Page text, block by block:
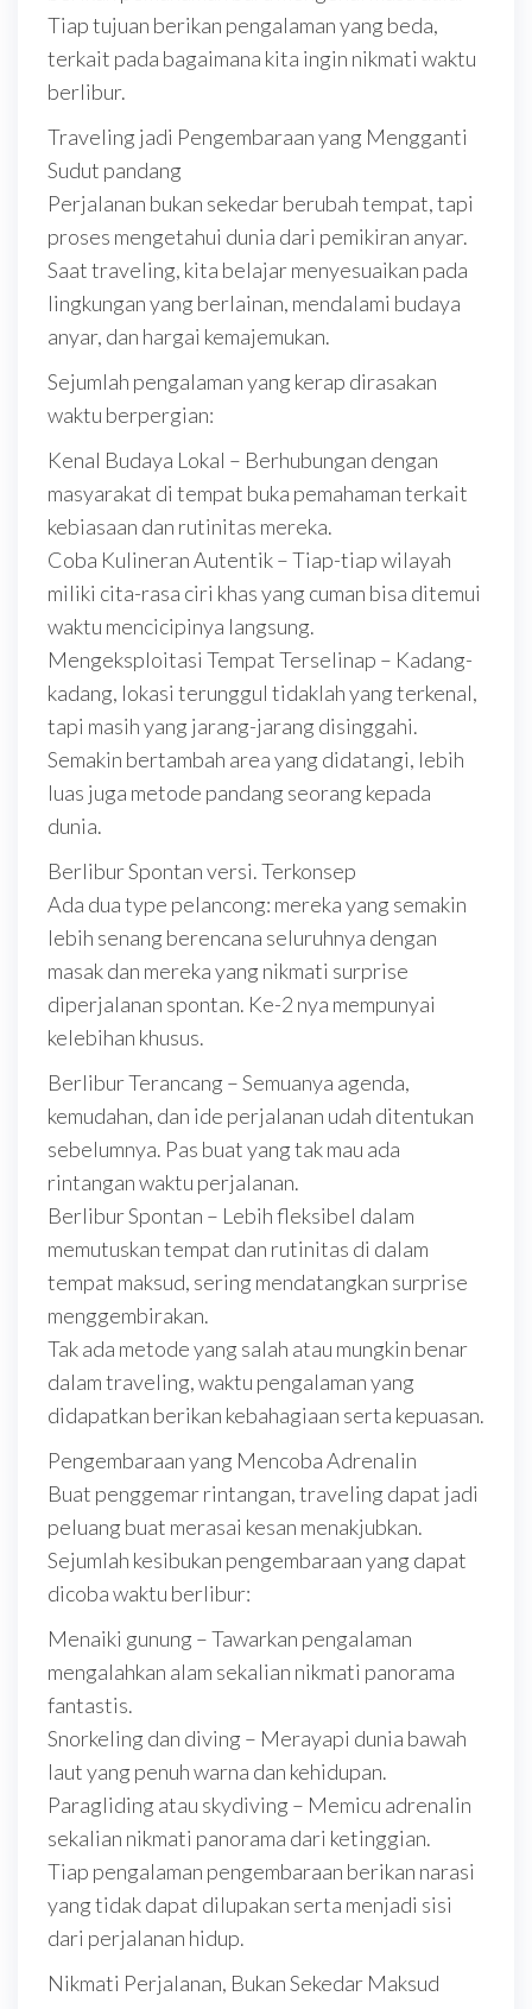
Tiap tujuan berikan pengalaman yang beda,
terkait pada bagaimana kita ingin nikmati waktu
berlibur.
Traveling jadi Pengembaraan yang Mengganti
Sudut pandang
Perjalanan bukan sekedar berubah tempat, tapi
proses mengetahui dunia dari pemikiran anyar.
Saat traveling, kita belajar menyesuaikan pada
lingkungan yang berlainan, mendalami budaya
anyar, dan hargai kemajemukan.
Sejumlah pengalaman yang kerap dirasakan
waktu berpergian:
Kenal Budaya Lokal – Berhubungan dengan
masyarakat di tempat buka pemahaman terkait
kebiasaan dan rutinitas mereka.
Coba Kulineran Autentik – Tiap-tiap wilayah
miliki cita-rasa ciri khas yang cuman bisa ditemui
waktu mencicipinya langsung.
Mengeksploitasi Tempat Terselinap – Kadang-
kadang, lokasi terunggul tidaklah yang terkenal,
tapi masih yang jarang-jarang disinggahi.
Semakin bertambah area yang didatangi, lebih
luas juga metode pandang seorang kepada
dunia.
Berlibur Spontan versi. Terkonsep
Ada dua type pelancong: mereka yang semakin
lebih senang berencana seluruhnya dengan
masak dan mereka yang nikmati surprise
diperjalanan spontan. Ke-2 nya mempunyai
kelebihan khusus.
Berlibur Terancang – Semuanya agenda,
kemudahan, dan ide perjalanan udah ditentukan
sebelumnya. Pas buat yang tak mau ada
rintangan waktu perjalanan.
Berlibur Spontan – Lebih fleksibel dalam
memutuskan tempat dan rutinitas di dalam
tempat maksud, sering mendatangkan surprise
menggembirakan.
Tak ada metode yang salah atau mungkin benar
dalam traveling, waktu pengalaman yang
didapatkan berikan kebahagiaan serta kepuasan.
Pengembaraan yang Mencoba Adrenalin
Buat penggemar rintangan, traveling dapat jadi
peluang buat merasai kesan menakjubkan.
Sejumlah kesibukan pengembaraan yang dapat
dicoba waktu berlibur:
Menaiki gunung – Tawarkan pengalaman
mengalahkan alam sekalian nikmati panorama
fantastis.
Snorkeling dan diving – Merayapi dunia bawah
laut yang penuh warna dan kehidupan.
Paragliding atau skydiving – Memicu adrenalin
sekalian nikmati panorama dari ketinggian.
Tiap pengalaman pengembaraan berikan narasi
yang tidak dapat dilupakan serta menjadi sisi
dari perjalanan hidup.
Nikmati Perjalanan, Bukan Sekedar Maksud